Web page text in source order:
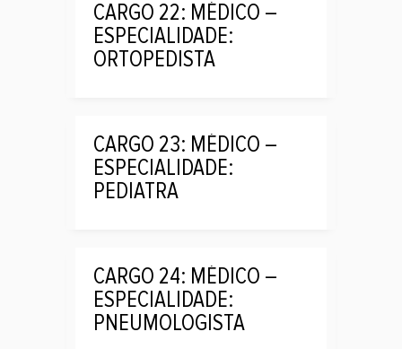
CARGO 22: MÉDICO –
ESPECIALIDADE:
ORTOPEDISTA
CARGO 23: MÉDICO –
ESPECIALIDADE:
PEDIATRA
CARGO 24: MÉDICO –
ESPECIALIDADE:
PNEUMOLOGISTA